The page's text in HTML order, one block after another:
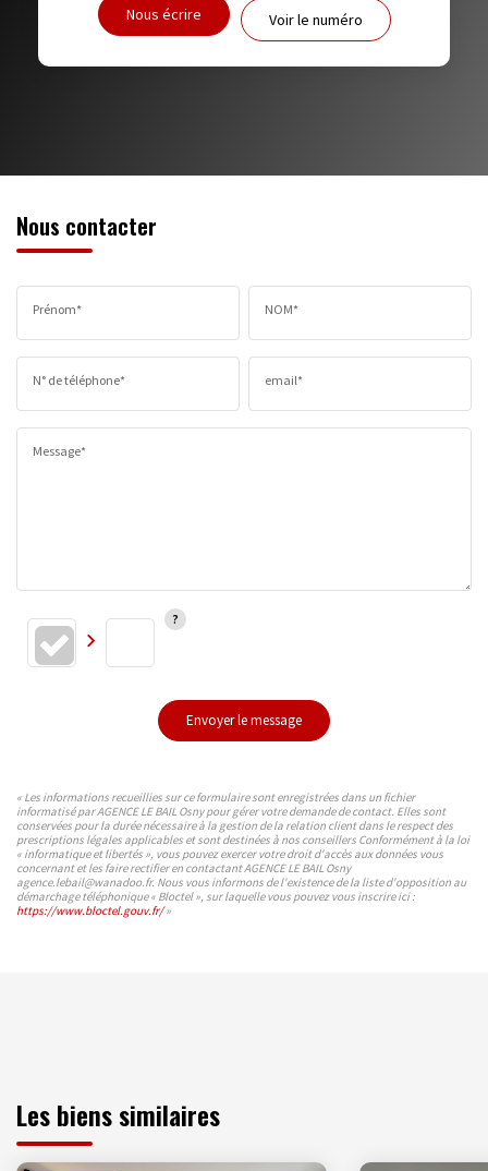
RESTAURANTS ET CAFÉS COMMERCES
Nous écrire Voir le numéro
Nous contacter
Prénom* NOM*
N° de téléphone* email*
Message*
Envoyer le message
« Les informations recueillies sur ce formulaire sont enregistrées dans un fichier
informatisé par AGENCE LE BAIL Osny pour gérer votre demande de contact. Elles sont
conservées pour la durée nécessaire à la gestion de la relation client dans le respect des
prescriptions légales applicables et sont destinées à nos conseillers Conformément à la loi
« informatique et libertés », vous pouvez exercer votre droit d'accès aux données vous
concernant et les faire rectifier en contactant AGENCE LE BAIL Osny
agence.lebail@wanadoo.fr. Nous vous informons de l'existence de la liste d'opposition au
démarchage téléphonique « Bloctel », sur laquelle vous pouvez vous inscrire ici :
https://www.bloctel.gouv.fr/»
Les biens similaires